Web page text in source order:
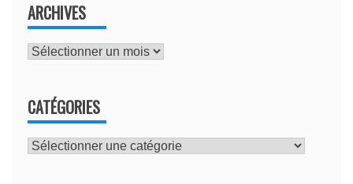
ARCHIVES
Archives
CATÉGORIES
Catégories